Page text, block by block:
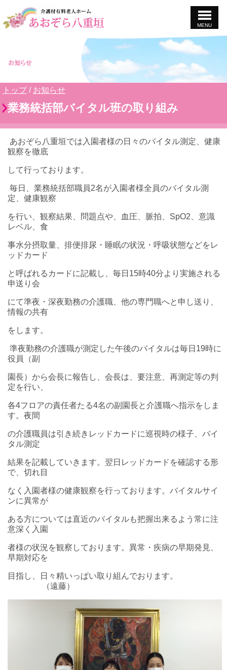
MENU
現
在
の
置：
トップ/ お知らせ
業務統括部バイタル班の取り組み
あおぞら八重垣では入園者様の日々のバイタル測定、健康
観察を徹底
して行っております。
毎日、業務統括部職員2名が入園者様全員のバイタル測
定、健康観察
を行い、観察結果、問題点や、血圧、脈拍、SpO2、意識
レベル、 食
事水分摂取量、排便排尿・睡眠の状況・呼吸状態などをレ
ッドカード
と呼ばれるカードに記載し、毎日15時40分より実施される
申送り会
にて準夜・深夜勤務の介護職、他の専門職へと申し送り、
情報の共有
をします。
準夜勤務の介護職が測定した午後のバイタルは毎日19時に
役員（副
園長）から会長に報告し、会長は、要注意、再測定等の判
定を行い、
各4フロアの責任者たる4名の副園長と介護職へ指示をしま
す。夜間
の介護職員は引き続きレッドカードに巡視時の様子、バイ
タル測定
結果を記載していきます。翌日レッドカードを確認する形
で、切れ目
なく入園者様の健康観察を行っております。バイタルサイ
ンに異常が
ある方については直近のバイタルも把握出来るよう常に注
意深く入園
者様の状況を観察しております。異常・疾病の早期発見、
早期対応を
目指し、日々精いっぱい取り組んでおります。
（遠藤）